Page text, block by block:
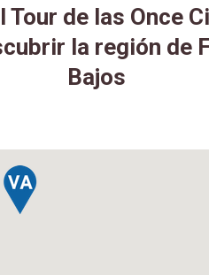
de las Once
la región de
Bajos